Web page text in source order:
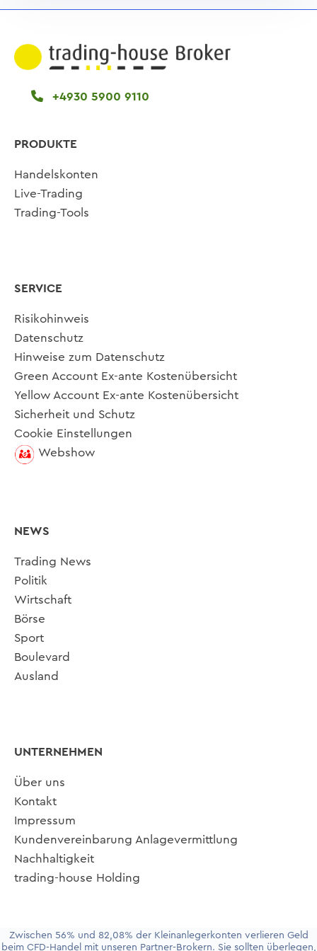
Zwischen 56% und 82,08% der Kleinanlegerkonten verlieren Geld
beim CFD-Handel mit unseren Partner-Brokern. Sie sollten überlegen,
+4930 5900 9110
PRODUKTE
Handelskonten
Live-Trading
Trading-Tools
SERVICE
Risikohinweis
Datenschutz
Hinweise zum Datenschutz
Green Account Ex-ante Kostenübersicht
Yellow Account Ex-ante Kostenübersicht
Sicherheit und Schutz
Cookie Einstellungen
Webshow
NEWS
Trading News
Politik
Wirtschaft
Börse
Sport
Boulevard
Ausland
UNTERNEHMEN
Über uns
Kontakt
Impressum
Kundenvereinbarung Anlagevermittlung
Nachhaltigkeit
trading-house Holding